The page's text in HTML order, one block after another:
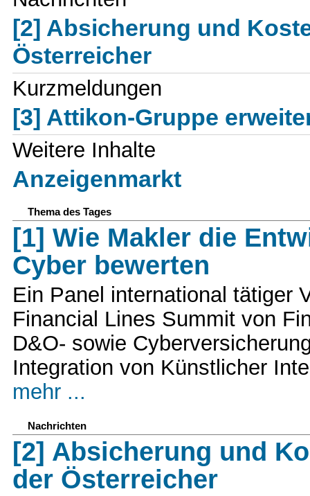
[2] Absicherung und
Österreicher
Kurzmeldungen
[3] Attikon-Gruppe
Weitere Inhalte
Anzeigenmarkt
Thema des Tages
[1] Wie Makler die
Cyber bewerten
Ein Panel international tätiger
Financial Lines Summit von
D&O- sowie
Integration von Künstlicher
mehr ...
Nachrichten
[2] Absicherung und
der Österreicher